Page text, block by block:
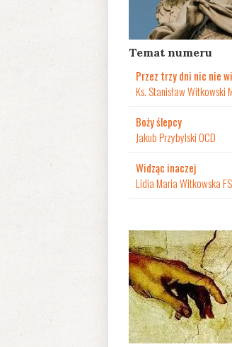
Temat numeru
Przez trzy dni nic nie
Ks. Stanisław Witkowski
Boży ślepcy
Jakub Przybylski OCD
Widząc inaczej
Lidia Maria Witkowska